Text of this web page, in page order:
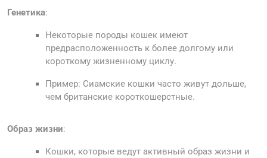
Генетика:
Некоторые породы кошек имеют
предрасположенность к более долгому или
короткому жизненному циклу.
Пример: Сиамские кошки часто живут дольше,
чем британские короткошерстные.
Образ жизни:
Кошки, которые ведут активный образ жизни и